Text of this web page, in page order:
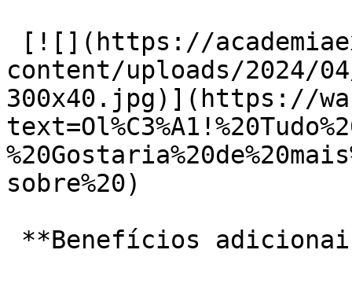
content/uploads/2024/
300x40.jpg)](https://
sobre%20)